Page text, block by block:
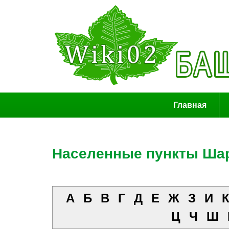
Главная
Населенные пункты
А Б В Г Д Е Ж З И
К
Ц
Ч Ш